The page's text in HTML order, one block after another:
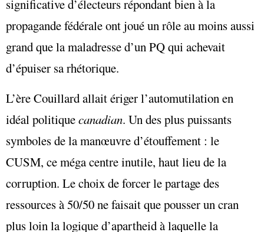
significative d’électeurs répondant bien à la
propagande fédérale ont joué un rôle au moins aussi
grand que la maladresse d’un PQ qui achevait
d’épuiser sa rhétorique.
L’ère Couillard allait ériger l’automutilation en
idéal politiquecanadian. Un des plus puissants
symboles de la manœuvre d’étouffement : le
CUSM, ce méga centre inutile, haut lieu de la
corruption. Le choix de forcer le partage des
ressources à 50/50 ne faisait que pousser un cran
plus loin la logique d’apartheid à laquelle la